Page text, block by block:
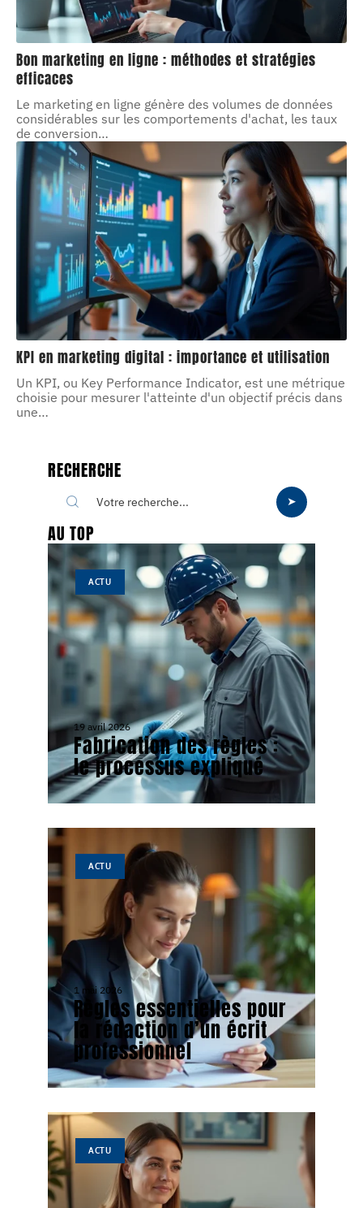
Bon marketing en ligne : méthodes et stratégies
efficaces
Le marketing en ligne génère des volumes de données
considérables sur les comportements d'achat, les taux
de conversion…
KPI en marketing digital : importance et utilisation
Un KPI, ou Key Performance Indicator, est une métrique
choisie pour mesurer l'atteinte d'un objectif précis dans
une…
RECHERCHE
AU TOP
ACTU
19 avril 2026
Fabrication des règles :
le processus expliqué
ACTU
1 mai 2026
Règles essentielles pour
la rédaction d’un écrit
professionnel
ACTU